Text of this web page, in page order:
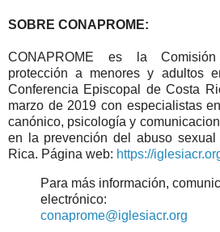
SOBRE CONAPROME:
CONAPROME es la
protección a menores y adultos
Conferencia Episcopal de Costa
marzo de 2019 con especialistas
canónico, psicología y
en la prevención del abuso
Rica. Página web: https://
Para más información,
electrónico:
conaprome@iglesiacr.org